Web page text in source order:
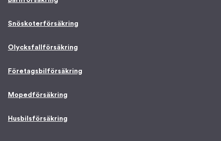
Snöskoterförsäkring
Olycksfallförsäkring
Företagsbilförsäkring
Mopedförsäkring
Husbilsförsäkring